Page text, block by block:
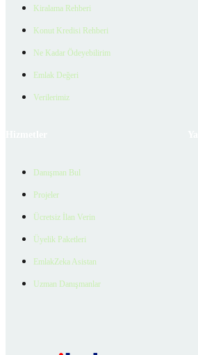
Kiralama Rehberi
Konut Kredisi Rehberi
Ne Kadar Ödeyebilirim
Emlak Değeri
Verilerimiz
Danışman Bul
Projeler
Ücretsiz İlan Verin
Üyelik Paketleri
EmlakZeka Asistan
Uzman Danışmanlar